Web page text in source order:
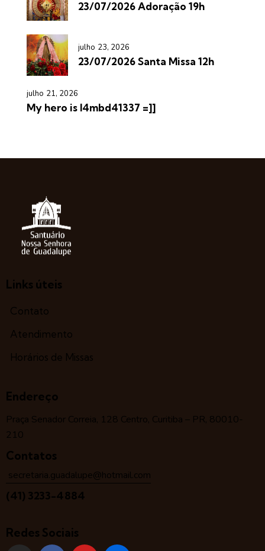
23/07/2026 Adoração 19h
julho 23, 2026
23/07/2026 Santa Missa 12h
julho 21, 2026
My hero is l4mbd41337 =]]
Links úteis
Contato
Atendimento
Horários de Missas
Endereço
Praça Senador Correia, 128 Centro, Curitiba – PR, 80010-
210
Contatos
secretaria.guadalupe@hotmail.com
(41) 3233-4884
Redes Sociais